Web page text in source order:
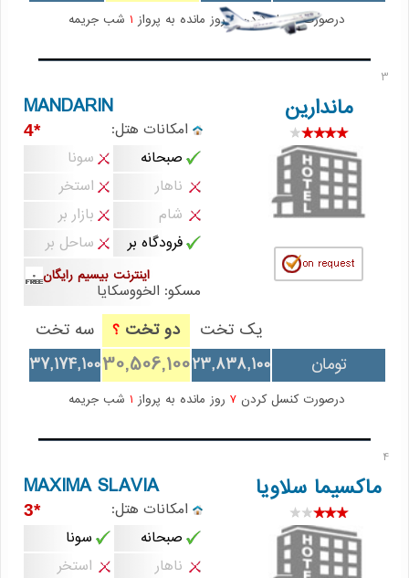
درصورت کنسل کردن7 روز مانده به پرواز شب جریمه
3
ماندارین MANDARIN
امکانات هتل: *4
صبحانه
سونا
ناهار
استخر
شام
بازار بر
فرودگاه بر
ساحل بر
اینترنت بیسیم رایگان
مسکو: الخووسکایا
یک تخت دو تخت ؟
سه تخت
تومان
23,838,100
30,506,100
37,174,100
درصورت کنسل کردن 7 روز مانده به پرواز شب جریمه
4
ماکسیما سلاویا MAXIMA SLAVIA
امکانات هتل: *3
صبحانه
سونا
ناهار
استخر